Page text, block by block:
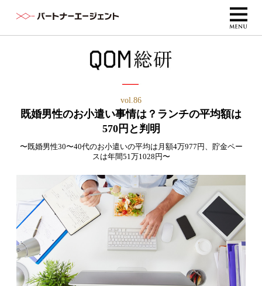
vol.86
既婚男性のお小遣い事情は？ランチの平均額は
570円と判明
〜既婚男性30〜40代のお小遣いの平均は月額4万977円、貯金ペー
スは年間51万1028円〜